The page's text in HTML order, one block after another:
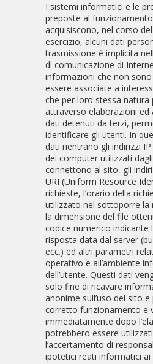
I sistemi informatici e le
preposte al
acquisiscono, nel corso
esercizio, alcuni dati
trasmissione è implicita
di comunicazione di
informazioni che non
essere associate a
che per loro stessa natura
attraverso elaborazioni ed
dati detenuti da terzi,
identificare gli utenti. In
dati rientrano gli indirizzi
dei computer utilizzati
connettono al sito, gli
URI (Uniform Resource
richieste, l’orario della
utilizzato nel sottoporre la
la dimensione del file
codice numerico indicante
risposta data dal server
ecc.) ed altri parametri
operativo e all’ambiente
dell’utente. Questi dati
solo fine di ricavare
anonime sull’uso del sito
corretto funzionamento e
immediatamente dopo
potrebbero essere
l’accertamento di
ipotetici reati informatici ai